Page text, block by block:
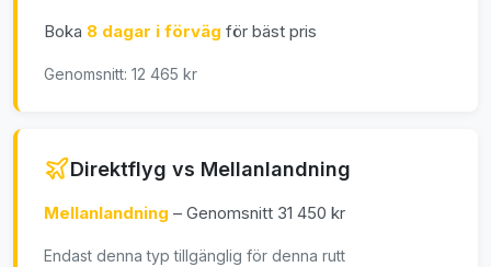
Boka 8 dagar i förväg för bäst pris
Genomsnitt: 12 465 kr
Direktflyg vs Mellanlandning
Mellanlandning – Genomsnitt 31 450 kr
Endast denna typ tillgänglig för denna rutt